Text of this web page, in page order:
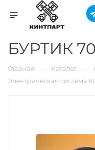
БУРТИК
Главная — Каталог —
Электрическая система